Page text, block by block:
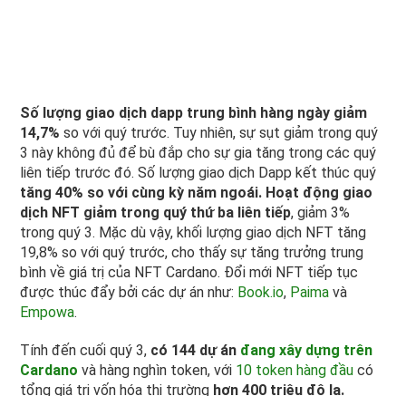
Số lượng giao dịch dapp trung bình hàng ngày giảm
14,7% so với quý trước. Tuy nhiên, sự sụt giảm trong quý
3 này không đủ để bù đắp cho sự gia tăng trong các quý
liên tiếp trước đó. Số lượng giao dịch Dapp kết thúc quý
tăng 40% so với cùng kỳ năm ngoái. Hoạt động giao
dịch NFT giảm trong quý thứ ba liên tiếp, giảm 3%
trong quý 3. Mặc dù vậy, khối lượng giao dịch NFT tăng
19,8% so với quý trước, cho thấy sự tăng trưởng trung
bình về giá trị của NFT Cardano. Đổi mới NFT tiếp tục
được thúc đẩy bởi các dự án như: Book.io, Paima và
Empowa.
Tính đến cuối quý 3, có 144 dự án đang xây dựng trên
Cardano và hàng nghìn token, với 10 token hàng đầu có
tổng giá trị vốn hóa thị trường hơn 400 triệu đô la.